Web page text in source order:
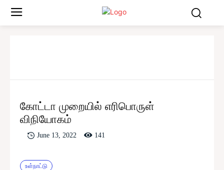
கோட்டா முறையில் எரிபொருள்
விநியோகம்
June 13, 2022 141
உள்நாட்டு